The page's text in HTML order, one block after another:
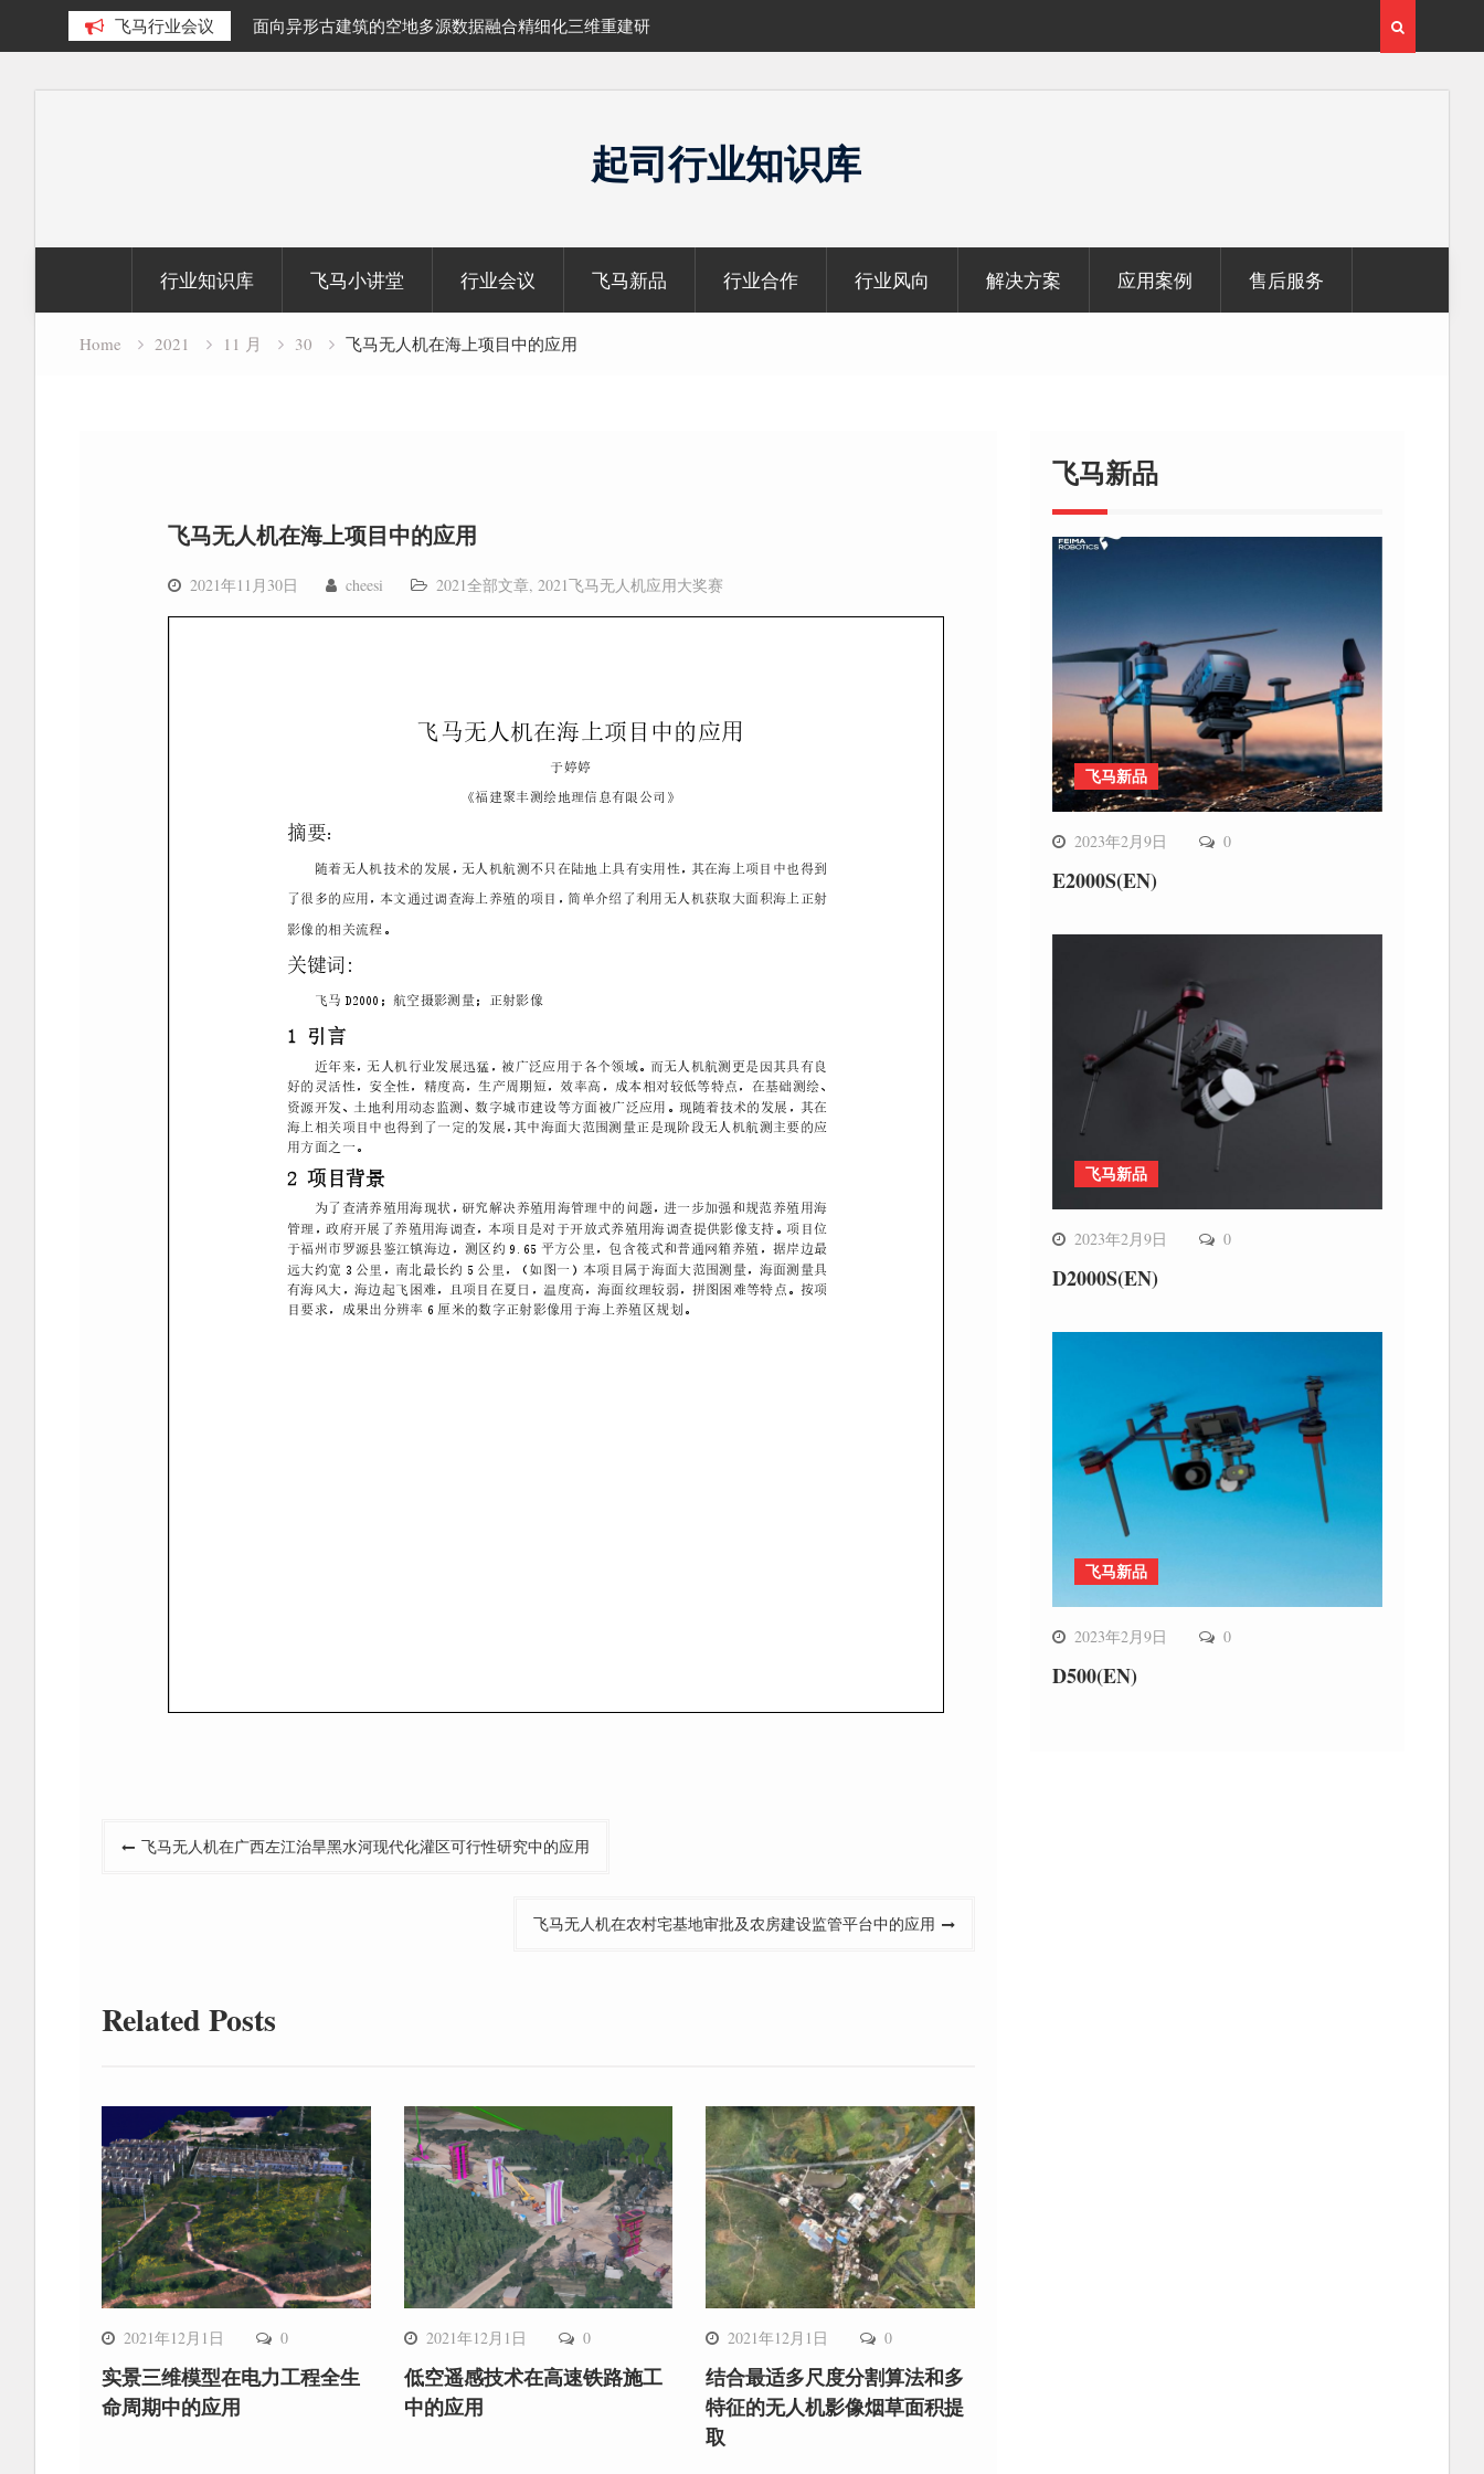
飞马行业会议
提取及面积动态变化研究
面向异形古建筑的空地多源数据融合精细化三维重建研
究
覆盖1000公里带状密林高山区的飞马机载激光雷达点
云数据及正射影像
起司行业知识库
行业知识库 飞马小讲堂 行业会议 飞马新品 行业合作 行业风向 解决方案 应用案例 售后服务
Home 2021 11 月 30 飞马无人机在海上项目中的应用
飞马无人机在海上项目中的应用
2021年11月30日 cheesi 2021全部文章, 2021飞马无人机应用大奖赛
文
飞马无人机在广西左江治旱黑水河现代化灌区可行性研究中的应用
飞马无人机在农村宅基地审批及农房建设监管平台中的应用
Related Posts
2021年12月1日 0
实景三维模型在电力工程全生
命周期中的应用
2021年12月1日 0
低空遥感技术在高速铁路施工
中的应用
2021年12月1日 0
结合最适多尺度分割算法和多
特征的无人机影像烟草面积提
取
飞马新品
飞马新品
2023年2月9日 0
E2000S(EN)
飞马新品
2023年2月9日 0
D2000S(EN)
飞马新品
2023年2月9日 0
D500(EN)